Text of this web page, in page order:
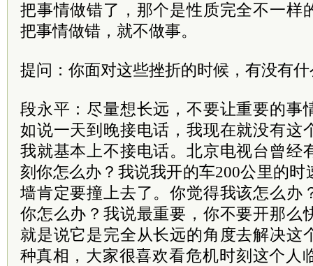
把事情做错了，那个是性质完全不一样
把事情做错，就不做事。
提问：你面对这些挫折的时候，有没有
段永平：尽量想长远，不要让重要的事
如说一天到晚接电话，我现在就没有这
我就基本上不接电话。北京电视台曾经
刻你怎么办？我说我开的车200公里的时
墙肯定要撞上去了。你觉得我该怎么办
你怎么办？我说最重要，你不要开那么
就是说它是完全从长远的角度去解决这
种真相 ，大家很喜欢看危机时刻这个人